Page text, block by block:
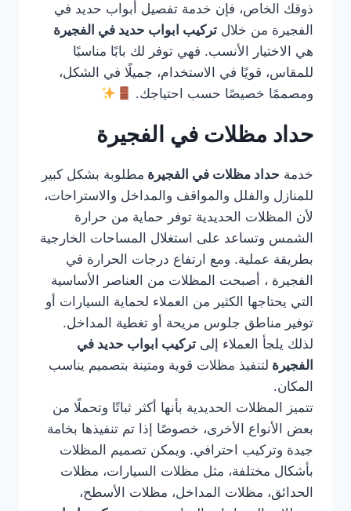
ذوقك الخاص، فإن خدمة تفصيل أبواب حديد في
الفجيرة من خلال تركيب ابواب حديد في الفجيرة
هي الاختيار الأنسب. فهي توفر لك بابًا مناسبًا
للمقاس، قويًا في الاستخدام، جميلًا في الشكل،
ومصممًا خصيصًا حسب احتياجك.
حداد مظلات في الفجيرة
خدمة حداد مظلات في الفجيرة مطلوبة بشكل كبير
للمنازل والفلل والمواقف والمداخل والاستراحات،
لأن المظلات الحديدية توفر حماية من حرارة
الشمس وتساعد على استغلال المساحات الخارجية
بطريقة عملية. ومع ارتفاع درجات الحرارة في
الفجيرة ، أصبحت المظلات من العناصر الأساسية
التي يحتاجها الكثير من العملاء لحماية السيارات أو
توفير مناطق جلوس مريحة أو تغطية المداخل.
لذلك يلجأ العملاء إلى تركيب ابواب حديد في
الفجيرة لتنفيذ مظلات قوية ومتينة بتصميم يناسب
المكان.
تتميز المظلات الحديدية بأنها أكثر ثباتًا وتحملًا من
بعض الأنواع الأخرى، خصوصًا إذا تم تنفيذها بخامة
جيدة وتركيب احترافي. ويمكن تصميم المظلات
بأشكال مختلفة، مثل مظلات السيارات، مظلات
الحدائق، مظلات المداخل، مظلات الأسطح،